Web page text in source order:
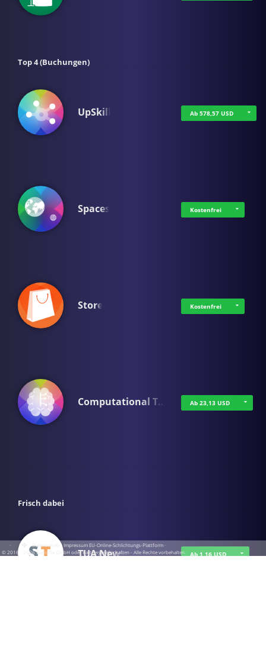
Top 4 (Buchungen)
UpSkill Ab 578,57 USD
Spaces Kostenfrei
Store Kostenfrei
Computational T… Ab 23,13 USD
Frisch dabei
TUA News Ab 1,16 USD
· · ·Datenschutz ·Impressum EU-Online-Schlichtungs-Plattform·
© 2016 - 2026 SupraTix GmbH oder Partnergesellschaften - Alle Rechte vorbehalten.